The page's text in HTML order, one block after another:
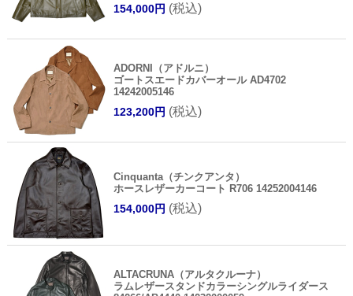
154,000円 (税込)
ADORNI（アドルニ）
ゴートスエードカバーオール AD4702
14242005146
123,200円 (税込)
Cinquanta（チンクアンタ）
ホースレザーカーコート R706 14252004146
154,000円 (税込)
ALTACRUNA（アルタクルーナ）
ラムレザースタンドカラーシングルライダース